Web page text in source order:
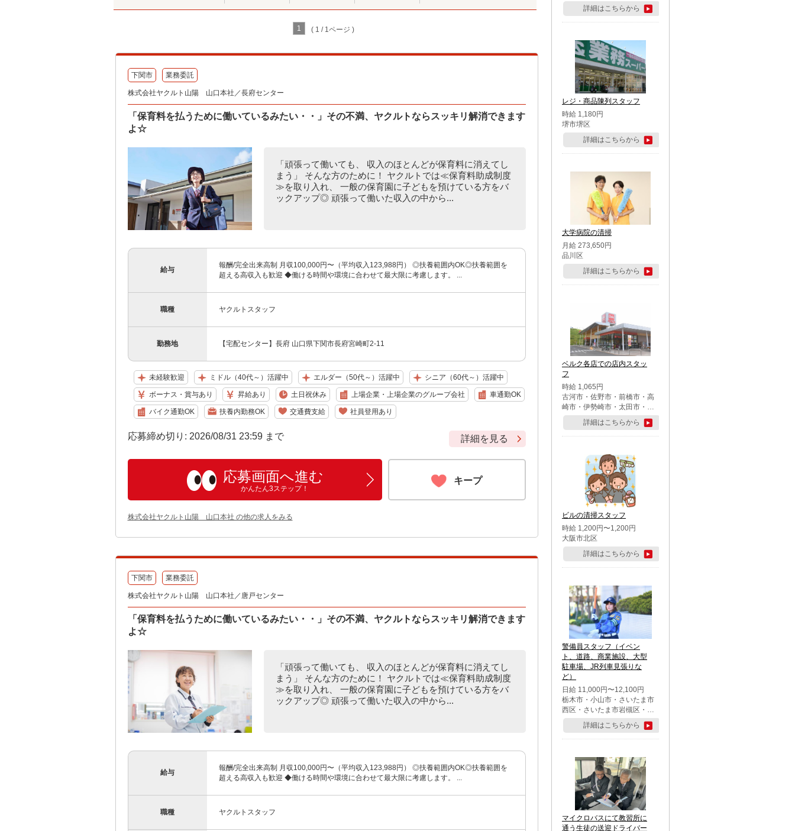
1 ( 1 / 1ページ )
下関市 業務委託
株式会社ヤクルト山陽 山口本社／長府センター
「保育料を払うために働いているみたい・・」その不満、ヤクルトならスッキリ解消できます
よ☆
「頑張って働いても、 収入のほとんどが保育料に消えてし
まう」 そんな方のために！ ヤクルトでは≪保育料助成制度
≫を取り入れ、 一般の保育園に子どもを預けている方をバ
ックアップ◎ 頑張って働いた収入の中から...
給与
報酬/完全出来高制 月収100,000円〜（平均収入123,988円） ◎扶養範囲内OK◎扶養範囲を
超える高収入も歓迎 ◆働ける時間や環境に合わせて最大限に考慮します。 ...
職種 ヤクルトスタッフ
勤務地 【宅配センター】長府 山口県下関市長府宮崎町2-11
未経験歓迎 ミドル（40代～）活躍中 エルダー（50代～）活躍中 シニア（60代～）活躍中
ボーナス・賞与あり 昇給あり 土日祝休み 上場企業・上場企業のグループ会社 車通勤OK
バイク通勤OK 扶養内勤務OK 交通費支給 社員登用あり
応募締め切り: 2026/08/31 23:59 まで 詳細を見る
応募画面へ進む
かんたん3ステップ！
キープ
株式会社ヤクルト山陽 山口本社 の他の求人をみる
下関市 業務委託
株式会社ヤクルト山陽 山口本社／唐戸センター
「保育料を払うために働いているみたい・・」その不満、ヤクルトならスッキリ解消できます
よ☆
「頑張って働いても、 収入のほとんどが保育料に消えてし
まう」 そんな方のために！ ヤクルトでは≪保育料助成制度
≫を取り入れ、 一般の保育園に子どもを預けている方をバ
ックアップ◎ 頑張って働いた収入の中から...
給与
報酬/完全出来高制 月収100,000円〜（平均収入123,988円） ◎扶養範囲内OK◎扶養範囲を
超える高収入も歓迎 ◆働ける時間や環境に合わせて最大限に考慮します。 ...
職種 ヤクルトスタッフ
詳細はこちらから
レジ・商品陳列スタッフ
時給 1,180円
堺市堺区
詳細はこちらから
大学病院の清掃
月給 273,650円
品川区
詳細はこちらから
ベルク各店での店内スタッ
フ
時給 1,065円
古河市・佐野市・前橋市・高
崎市・伊勢崎市・太田市・館
林市・藤岡市・大泉町・さい
たま市北区・川越市・熊谷
市・行田市・秩父市・所沢
市・鶴ケ島市・千葉市中央
区・市川市・松戸市・習志野
市・柏市・流山市・八千代
市・足立区・江戸川区・八王
子市・町田市
詳細はこちらから
ビルの清掃スタッフ
時給 1,200円〜1,200円
大阪市北区
詳細はこちらから
警備員スタッフ（イベン
ト、道路、商業施設、大型
駐車場、JR列車見張りな
ど）
日給 11,000円〜12,100円
栃木市・小山市・さいたま市
西区・さいたま市岩槻区・久
喜市・蓮田市
詳細はこちらから
マイクロバスにて教習所に
通う生徒の送迎ドライバー